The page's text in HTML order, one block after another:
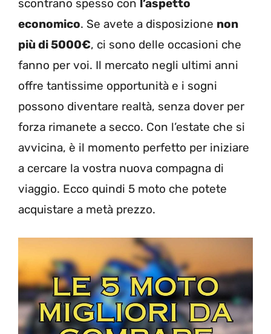
scontrano spesso con l’aspetto
economico. Se avete a disposizione non
più di 5000€, ci sono delle occasioni che
fanno per voi. Il mercato negli ultimi anni
offre tantissime opportunità e i sogni
possono diventare realtà, senza dover per
forza rimanete a secco. Con l’estate che si
avvicina, è il momento perfetto per iniziare
a cercare la vostra nuova compagna di
viaggio. Ecco quindi 5 moto che potete
acquistare a metà prezzo.